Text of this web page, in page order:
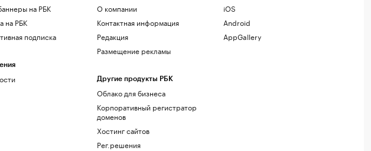
на РБК
на РБК
подписка
О компании
Контактная информация
Редакция
Размещение рекламы
Другие продукты РБК
Облако для бизнеса
Корпоративный регистратор
доменов
Хостинг сайтов
Рег.решения
iOS
Android
AppGallery